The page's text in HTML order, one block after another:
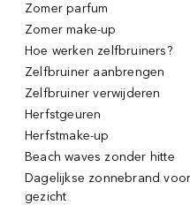
Zomer parfum
Zomer make-up
Hoe werken zelfbruiners?
Zelfbruiner aanbrengen
Zelfbruiner verwijderen
Herfstgeuren
Herfstmake-up
Beach waves zonder hitte
Dagelijkse zonnebrand voor
gezicht